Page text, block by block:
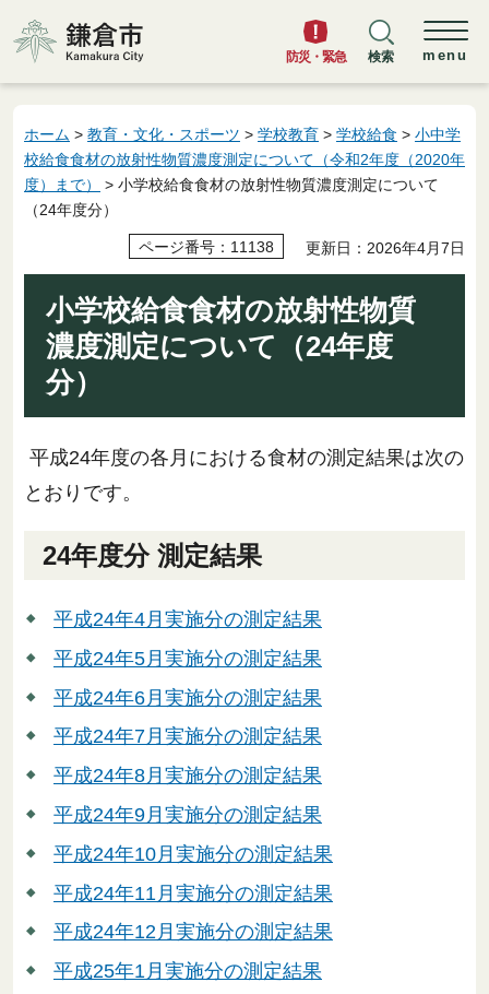
鎌倉市
防災・緊急 検索 menu
ホーム > 教育・文化・スポーツ > 学校教育 > 学校給食 > 小中学
校給食食材の放射性物質濃度測定について（令和2年度（2020年
度）まで）
> 小学校給食食材の放射性物質濃度測定について
（24年度分）
ページ番号：11138 更新日：2026年4月7日
小学校給食食材の放射性物質
濃度測定について（24年度
分）
平成24年度の各月における食材の測定結果は次の
とおりです。
24年度分 測定結果
平成24年4月実施分の測定結果
平成24年5月実施分の測定結果
平成24年6月実施分の測定結果
平成24年7月実施分の測定結果
平成24年8月実施分の測定結果
平成24年9月実施分の測定結果
平成24年10月実施分の測定結果
平成24年11月実施分の測定結果
平成24年12月実施分の測定結果
平成25年1月実施分の測定結果